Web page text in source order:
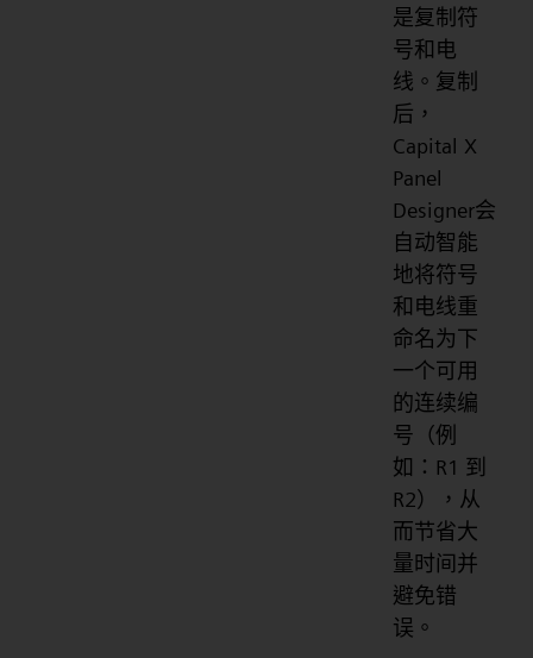
是复制符
号和电
线。复制
后，
Capital X
Panel
Designer会
自动智能
地将符号
和电线重
命名为下
一个可用
的连续编
号（例
如：R1 到
R2），从
而节省大
量时间并
避免错
误。